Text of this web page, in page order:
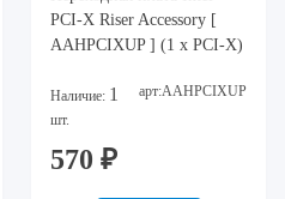
PCI-X Riser Accessory [
AAHPCIXUP ] (1 x PCI-X)
Наличие: 1
шт.
арт:AAHPCIXUP
570 ₽